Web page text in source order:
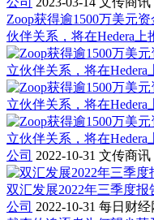
Zoop获得逾1500万美元
伙伴关系，将在Hedera上
公司 2022-10-31 文传商讯
双汇发展2022年三季度
公司 2022-10-31 每日财经